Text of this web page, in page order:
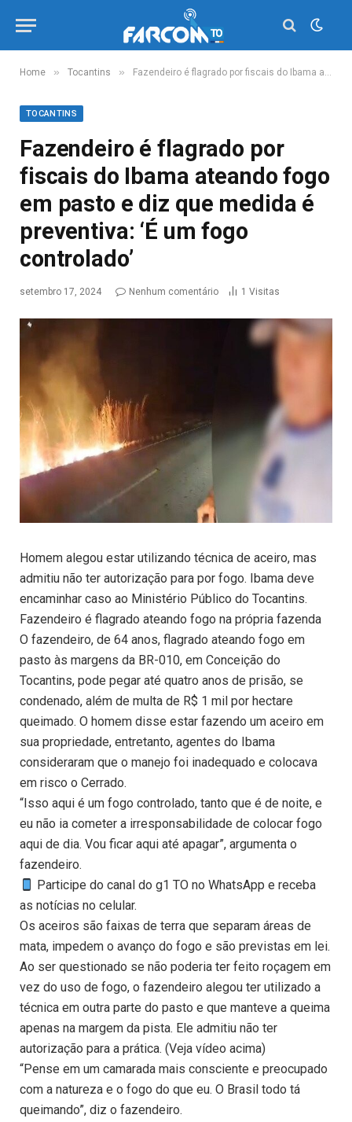
Home » Tocantins » Fazendeiro é flagrado por fiscais do Ibama ateando fogo em pasto e diz que medida é preventiva: ‘É um fogo controlado’
TOCANTINS
Fazendeiro é flagrado por
fiscais do Ibama ateando fogo
em pasto e diz que medida é
preventiva: ‘É um fogo
controlado’
setembro 17, 2024 Nenhum comentário 1 Visitas
Homem alegou estar utilizando técnica de aceiro, mas
admitiu não ter autorização para por fogo. Ibama deve
encaminhar caso ao Ministério Público do Tocantins.
Fazendeiro é flagrado ateando fogo na própria fazenda
O fazendeiro, de 64 anos, flagrado ateando fogo em
pasto às margens da BR-010, em Conceição do
Tocantins, pode pegar até quatro anos de prisão, se
condenado, além de multa de R$ 1 mil por hectare
queimado. O homem disse estar fazendo um aceiro em
sua propriedade, entretanto, agentes do Ibama
consideraram que o manejo foi inadequado e colocava
em risco o Cerrado.
“Isso aqui é um fogo controlado, tanto que é de noite, e
eu não ia cometer a irresponsabilidade de colocar fogo
aqui de dia. Vou ficar aqui até apagar”, argumenta o
fazendeiro.
Participe do canal do g1 TO no WhatsApp e receba
as notícias no celular.
Os aceiros são faixas de terra que separam áreas de
mata, impedem o avanço do fogo e são previstas em lei.
Ao ser questionado se não poderia ter feito roçagem em
vez do uso de fogo, o fazendeiro alegou ter utilizado a
técnica em outra parte do pasto e que manteve a queima
apenas na margem da pista. Ele admitiu não ter
autorização para a prática. (Veja vídeo acima)
“Pense em um camarada mais consciente e preocupado
com a natureza e o fogo do que eu. O Brasil todo tá
queimando”, diz o fazendeiro.